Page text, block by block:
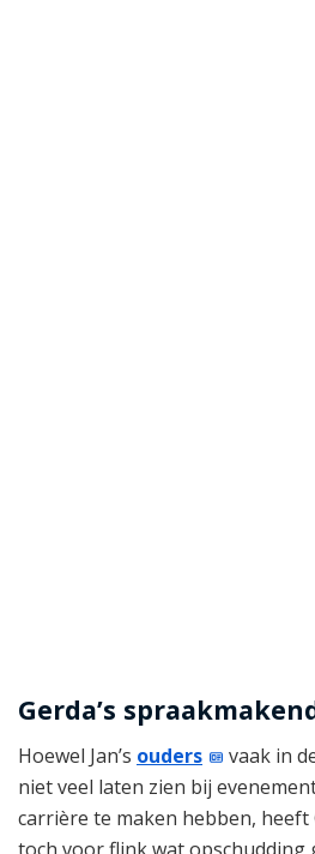
Gerda’s
Hoewel Jan’s ouders
vaak in
niet veel laten zien bij
carrière te maken hebben, heeft